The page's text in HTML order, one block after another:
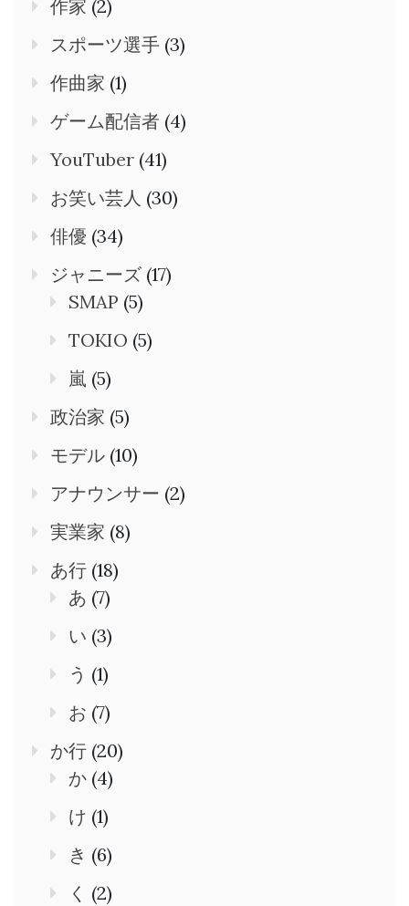
作家 (2)
スポーツ選手 (3)
作曲家 (1)
ゲーム配信者 (4)
YouTuber (41)
お笑い芸人 (30)
俳優 (34)
ジャニーズ (17)
SMAP (5)
TOKIO (5)
嵐 (5)
政治家 (5)
モデル (10)
アナウンサー (2)
実業家 (8)
あ行 (18)
あ (7)
い (3)
う (1)
お (7)
か行 (20)
か (4)
け (1)
き (6)
く (2)